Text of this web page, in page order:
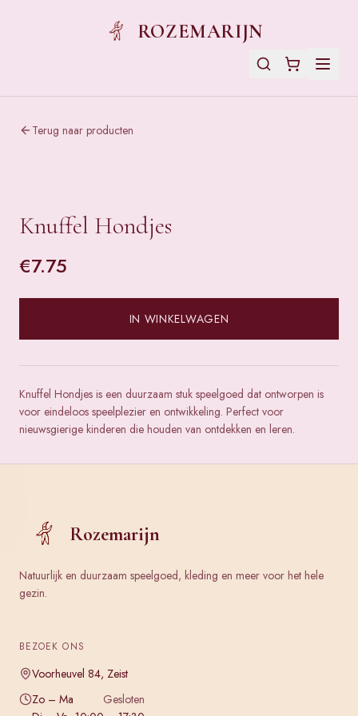
ROZEMARIJN
Terug naar producten
Knuffel Hondjes
€7.75
IN WINKELWAGEN
Knuffel Hondjes is een duurzaam stuk speelgoed dat ontworpen is
voor eindeloos speelplezier en ontwikkeling. Perfect voor
nieuwsgierige kinderen die houden van ontdekken en leren.
Rozemarijn
Natuurlijk en duurzaam speelgoed, kleding en meer voor het hele
gezin.
BEZOEK ONS
Voorheuvel 84, Zeist
Zo – Ma
Gesloten